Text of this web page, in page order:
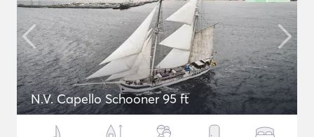
N.V. Capello Schooner 95 ft